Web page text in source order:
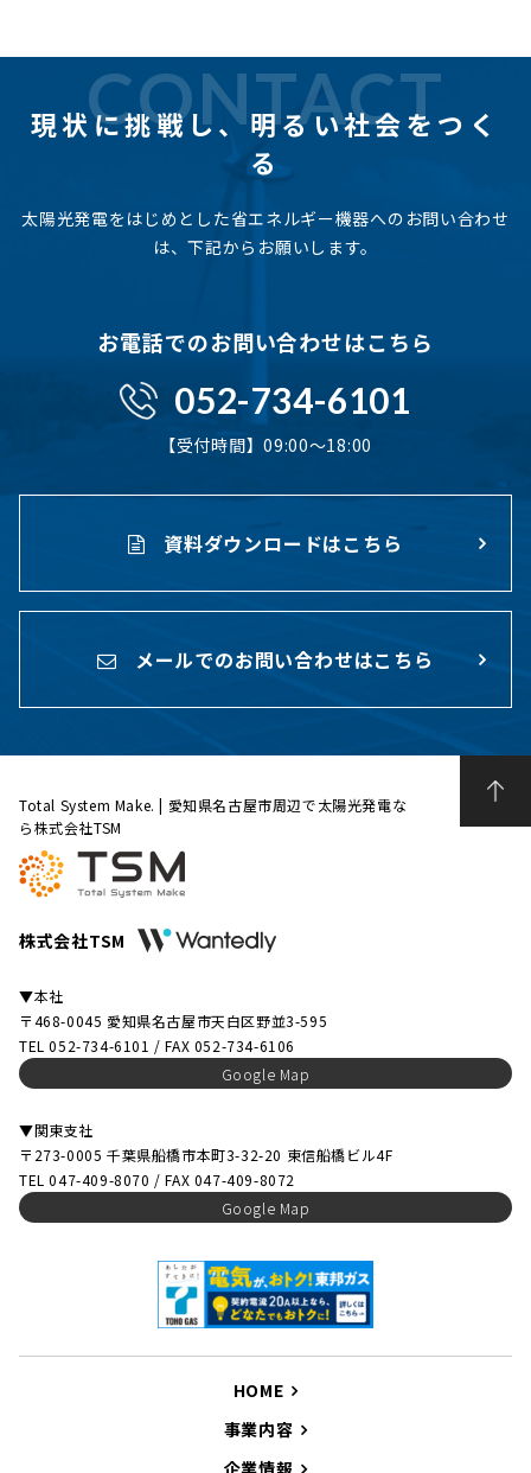
CONTACT
現状に挑戦し、明るい社会をつく
る
太陽光発電をはじめとした省エネルギー機器へのお問い合わせ
は、下記からお願いします。
お電話でのお問い合わせはこちら
052-734-6101
【受付時間】09:00〜18:00
資料ダウンロードはこちら
メールでのお問い合わせはこちら
Total System Make. | 愛知県名古屋市周辺で太陽光発電な
ら株式会社TSM
株式会社TSM
▼本社
〒468-0045 愛知県名古屋市天白区野並3-595
TEL 052-734-6101 / FAX 052-734-6106
Google Map
▼関東支社
〒273-0005 千葉県船橋市本町3-32-20 東信船橋ビル4F
TEL 047-409-8070 / FAX 047-409-8072
Google Map
HOME
事業内容
企業情報